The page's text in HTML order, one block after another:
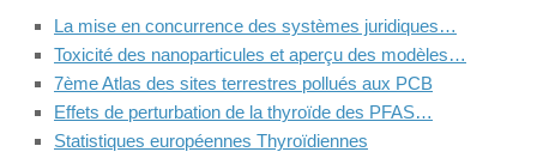
La mise en concurrence des systèmes juridiques…
Toxicité des nanoparticules et aperçu des modèles…
7ème Atlas des sites terrestres pollués aux PCB
Effets de perturbation de la thyroïde des PFAS…
Statistiques européennes Thyroïdiennes